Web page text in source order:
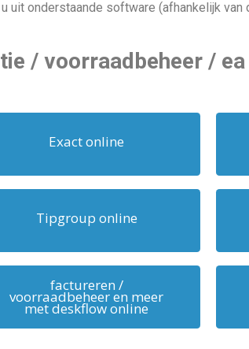
uit onderstaande software (afhankelijk van
/ voorraadbeheer /
Exact online
Tipgroup online
factureren /
voorraadbeheer en meer
met deskflow online